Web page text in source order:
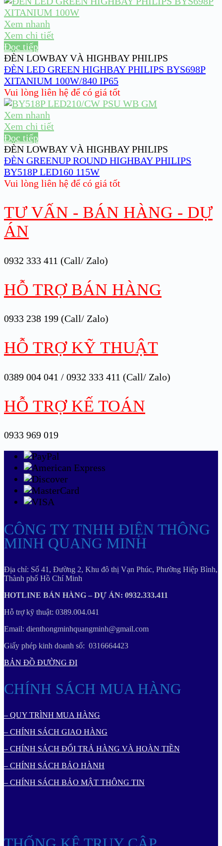
Xem nhanh
Xem chi tiết
Đọc tiếp
ĐÈN LOWBAY VÀ HIGHBAY PHILIPS
ĐÈN LED GREEN HIGHBAY PHILIPS BYS698P
XITANIUM 100W/840 IP65
Vui lòng liên hệ để có giá tốt
Xem nhanh
Xem chi tiết
Đọc tiếp
ĐÈN LOWBAY VÀ HIGHBAY PHILIPS
ĐÈN GREENUP ROUND HIGHBAY PHILIPS
BY518P LED160 115W
Vui lòng liên hệ để có giá tốt
TƯ VẤN - BÁN HÀNG - DỰ
ÁN
0932 333 411 (Call/ Zalo)
HỖ TRỢ BÁN HÀNG
0933 238 199 (Call/ Zalo)
HỖ TRỢ KỸ THUẬT
0389 004 041 / 0932 333 411 (Call/ Zalo)
HỖ TRỢ KẾ TOÁN
0933 969 019
CÔNG TY TNHH ĐIỆN THÔNG
MINH QUANG MINH
Địa chỉ: Số 41, Đường 2, Khu đô thị Vạn Phúc, Phường Hiệp Bình,
Thành phố Hồ Chí Minh
HOTLINE BÁN HÀNG – DỰ ÁN: 0932.333.411
Hỗ trợ kỹ thuật: 0389.004.041
Email: dienthongminhquangminh@gmail.com
Giấy phép kinh doanh số: 0316664423
BẢN ĐỒ ĐƯỜNG ĐI
CHÍNH SÁCH MUA HÀNG
– QUY TRÌNH MUA HÀNG
– CHÍNH SÁCH GIAO HÀNG
– CHÍNH SÁCH ĐỔI TRẢ HÀNG VÀ HOÀN TIỀN
– CHÍNH SÁCH BẢO HÀNH
– CHÍNH SÁCH BẢO MẬT THÔNG TIN